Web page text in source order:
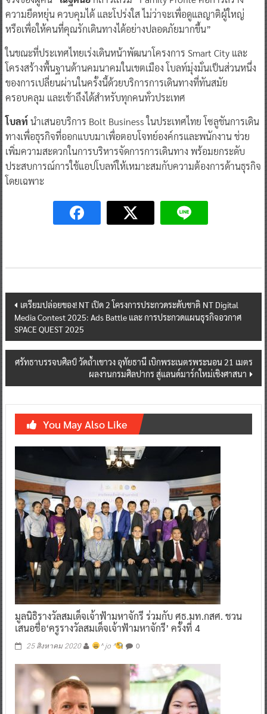
ความยืดหยุ่น ควบคุมได้ และโปร่งใส ไม่ว่าจะเพื่อดูแลญาติผู้ใหญ่
หรือเพื่อให้คนที่คุณรักเดินทางได้อย่างปลอดภัยมากขึ้น”
ในขณะที่ประเทศไทยเร่งเดินหน้าพัฒนาโครงการ Smart City และ
โครงสร้างพื้นฐานด้านคมนาคมในเขตเมือง โบลท์มุ่งมั่นเป็นส่วนหนึ่ง
ของการเปลี่ยนผ่านในครั้งนี้ด้วยบริการการเดินทางที่ทันสมัย
ครอบคลุม และเข้าถึงได้สำหรับทุกคนทั่วประเทศ
โบลท์ นำเสนอบริการ Bolt Business ในประเทศไทย โซลูชันการเดิน
ทางเพื่อธุรกิจที่ออกแบบมาเพื่อตอบโจทย์องค์กรและพนักงาน ช่วย
เพิ่มความสะดวกในการบริหารจัดการการเดินทาง พร้อมยกระดับ
ประสบการณ์การใช้แอปโบลท์ให้เหมาะสมกับความต้องการด้านธุรกิจ
โดยเฉพาะ
Post
navigation
เตรียมปล่อยของ! NT เปิด 2 โครงการประกวดระดับชาติ NT Digital
Media Contest 2025: Ads Battle และ การประกวดแผนธุรกิจอวกาศ
SPACE QUEST 2025
ศรัทธาบรรจบศิลป์ วัดถ้ำเขาวง อุทัยธานี เบิกพระเนตรพระนอน 21 เมตร
ผลงานกรมศิลปากร สู่แลนด์มาร์กใหม่เชิงศาสนา
You May Also Like
มูลนิธิรางวัลสมเด็จเจ้าฟ้ามหาจักรี ร่วมกับ ศธ.มท.กสศ. ชวน
เสนอชื่อ‘ครูรางวัลสมเด็จเจ้าฟ้ามหาจักรี’ ครั้งที่ 4
25 สิงหาคม 2020 ^ jo ^ 0